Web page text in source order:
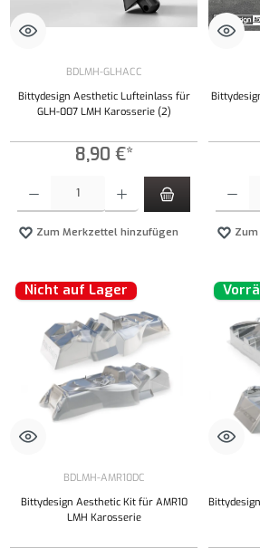
BDLMH-GLHACC
Bittydesign Aesthetic Lufteinlass für
GLH-007 LMH Karosserie (2)
8,90 €*
Zum Merkzettel hinzufügen
Nicht auf Lager
BDLMH-AMR10DC
Bittydesign Aesthetic Kit für AMR10
LMH Karosserie